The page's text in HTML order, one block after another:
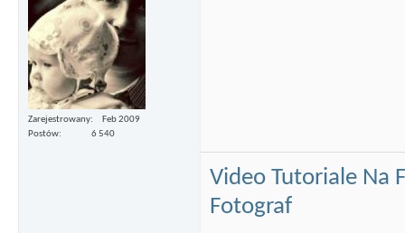
Zarejestrowany
Feb 2009
Postów
6 540
Video Tutoriale Na
Fotograf